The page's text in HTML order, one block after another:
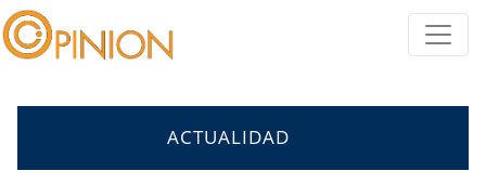
ACTUALIDAD